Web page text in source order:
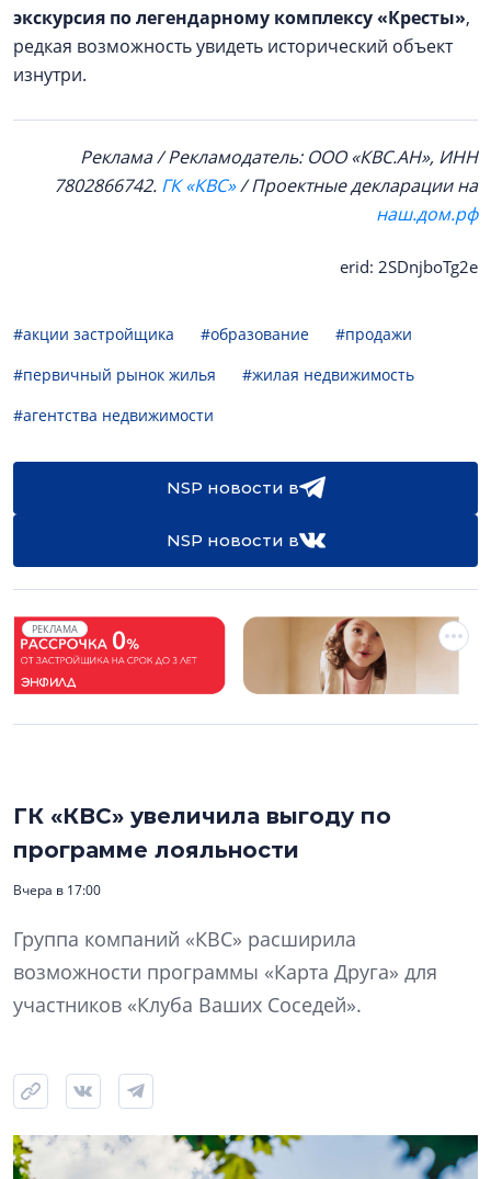
экскурсия по легендарному комплексу «Кресты»,
редкая возможность увидеть исторический объект
изнутри.
Реклама / Рекламодатель: ООО «КВС.АН», ИНН
7802866742. ГК «КВС»/ Проектные декларации на
наш.дом.рф
erid: 2SDnjboTg2e
#акции застройщика #образование
#продажи
#первичный рынок жилья
#жилая недвижимость
#агентства недвижимости
NSP новости в
NSP новости в
РЕКЛАМА
ГК «КВС» увеличила выгоду по
программе лояльности
Вчера в 17:00
Группа компаний «КВС» расширила
возможности программы «Карта Друга» для
участников «Клуба Ваших Соседей».